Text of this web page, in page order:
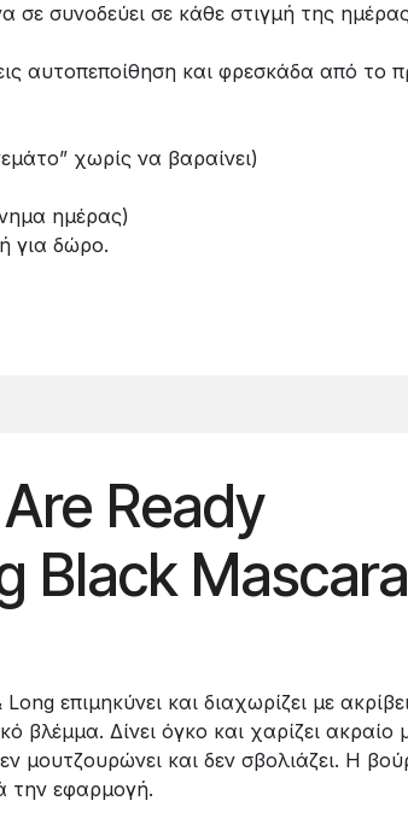
σε συνοδεύει σε κάθε στιγμή της
αυτοπεποίθηση και φρεσκάδα από το
χωρίς να βαραίνει)
ημέρας)
για δώρο.
Ready
Black Mascara
επιμηκύνει και διαχωρίζει με
βλέμμα. Δίνει όγκο και χαρίζει ακραίο
μουτζουρώνει και δεν σβολιάζει. Η
την εφαρμογή.